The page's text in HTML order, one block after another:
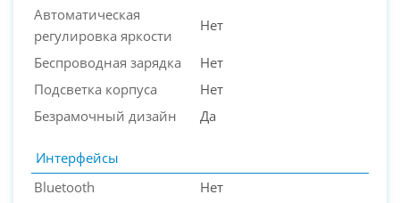
Автоматическая
регулировка яркости
Нет
Беспроводная зарядка
Нет
Подсветка корпуса
Нет
Безрамочный дизайн
Да
Интерфейсы
Bluetooth
Нет